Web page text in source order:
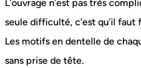
L’ouvrage n’est pas très
seule difficulté, c’est qu’il faut
Les motifs en dentelle de
sans prise de tête.